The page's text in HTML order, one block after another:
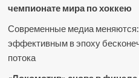
чемпионате мира по хоккею
Современные медиа меняются:
эффективным в эпоху
потока